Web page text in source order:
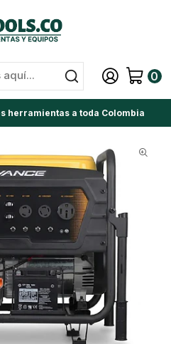
0
herramientas a toda Colombia